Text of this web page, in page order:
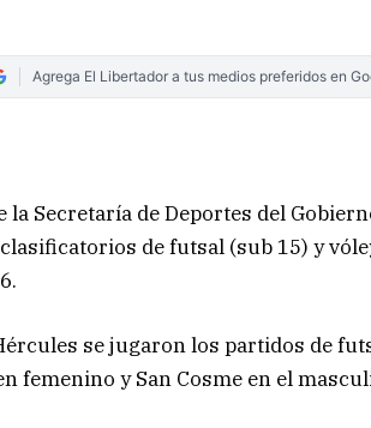
Agrega El Libertador a tus medios preferidos en
la Secretaría de Deportes del
de futsal (sub 15) y
se jugaron los partidos de
femenino y San Cosme en el